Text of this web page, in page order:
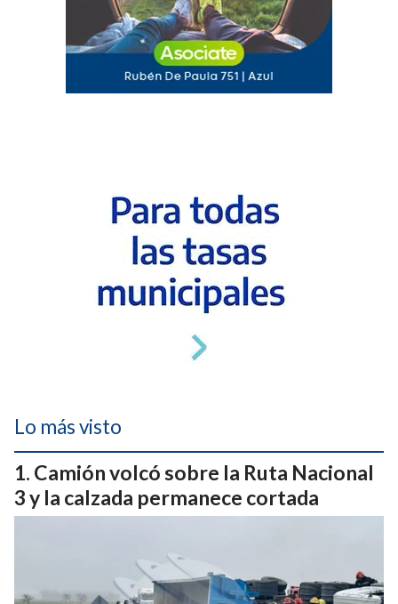
Lo más visto
Camión volcó sobre la Ruta Nacional
3 y la calzada permanece cortada